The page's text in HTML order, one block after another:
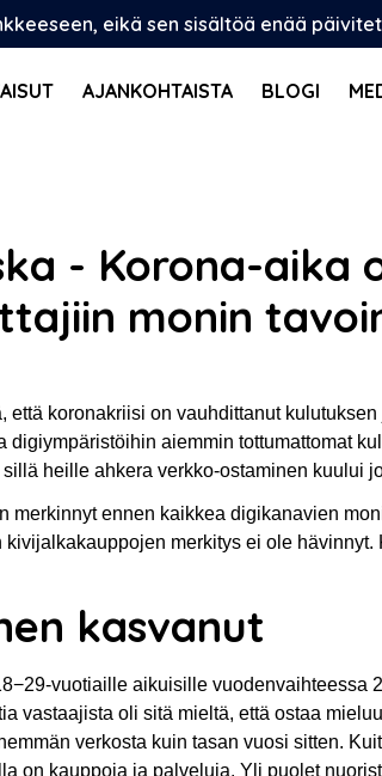
eikä sen sisältöä enää
AJANKOHTAISTA BLOGI
- Korona-aika
monin
koronakriisi on vauhdittanut
digiympäristöihin aiemmin tottumattomat
heille ahkera verkko-ostaminen kuului
merkinnyt ennen kaikkea digikanavien
merkitys ei ole
kasvanut
vuotiaille aikuisille vuodenvaihteessa
vastaajista oli sitä mieltä, että ostaa
verkosta kuin tasan vuosi sitten.
on kauppoja ja palveluja. Yli puolet